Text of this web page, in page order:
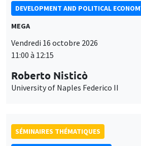
DEVELOPMENT AND POLITICAL
MEGA
Vendredi 16 octobre 2026
11:00 à 12:15
Roberto Nisticò
University of Naples Federico II
SÉMINAIRES THÉMATIQUES